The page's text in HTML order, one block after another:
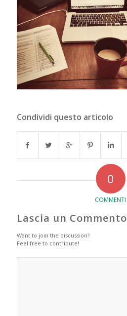
Condividi questo articolo
0
COMMENTI
Lascia un Commento
Want to join the discussion?
Feel free to contribute!